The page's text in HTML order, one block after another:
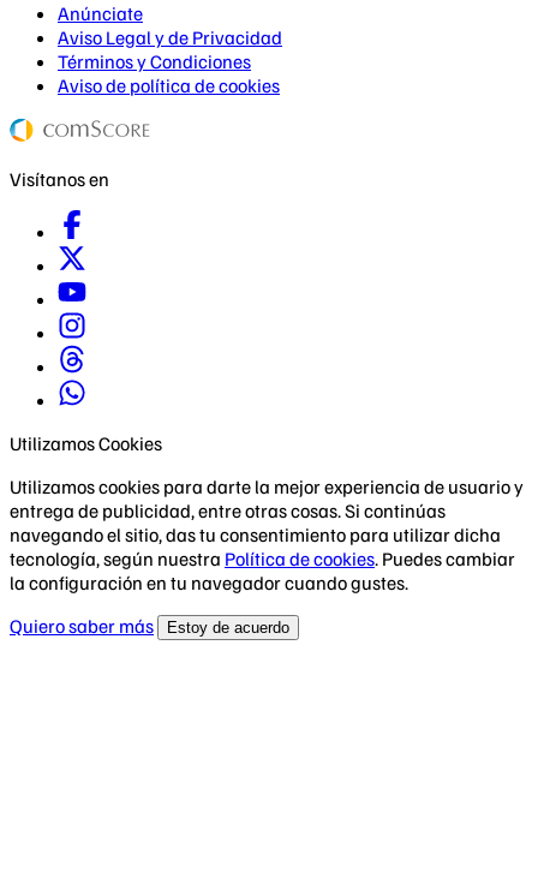
Anúnciate
Aviso Legal y de Privacidad
Términos y Condiciones
Aviso de política de cookies
Visítanos en
Utilizamos Cookies
Utilizamos cookies para darte la mejor experiencia de usuario y
entrega de publicidad, entre otras cosas. Si continúas
navegando el sitio, das tu consentimiento para utilizar dicha
tecnología, según nuestra Política de cookies. Puedes cambiar
la configuración en tu navegador cuando gustes.
Quiero saber más
Estoy de acuerdo